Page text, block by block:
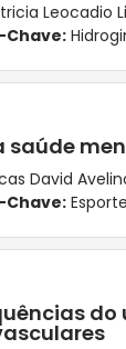
Leocadio
Chave:
saúde
David
Chave: